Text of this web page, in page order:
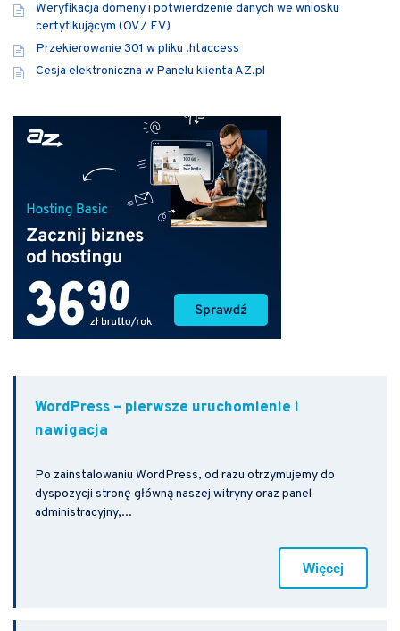
Weryfikacja domeny i potwierdzenie danych we wniosku
certyfikującym (OV / EV)
Przekierowanie 301 w pliku .htaccess
Cesja elektroniczna w Panelu klienta AZ.pl
WordPress – pierwsze uruchomienie i
nawigacja
Po zainstalowaniu WordPress, od razu otrzymujemy do
dyspozycji stronę główną naszej witryny oraz panel
administracyjny,...
Więcej